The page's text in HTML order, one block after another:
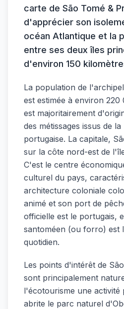
carte de São Tomé &
d'apprécier son
océan Atlantique et la
entre ses deux îles
d'environ 150
La population de
est estimée à environ 220
est majoritairement
des métissages issus de
portugaise. La capitale,
sur la côte nord-est de
C'est le centre
culturel du pays,
architecture coloniale
animé et son port de
officielle est le portugais,
santoméen (ou forro) est
quotidien.
Les points d'intérêt de
sont principalement
l'écotourisme une activité
abrite le parc naturel